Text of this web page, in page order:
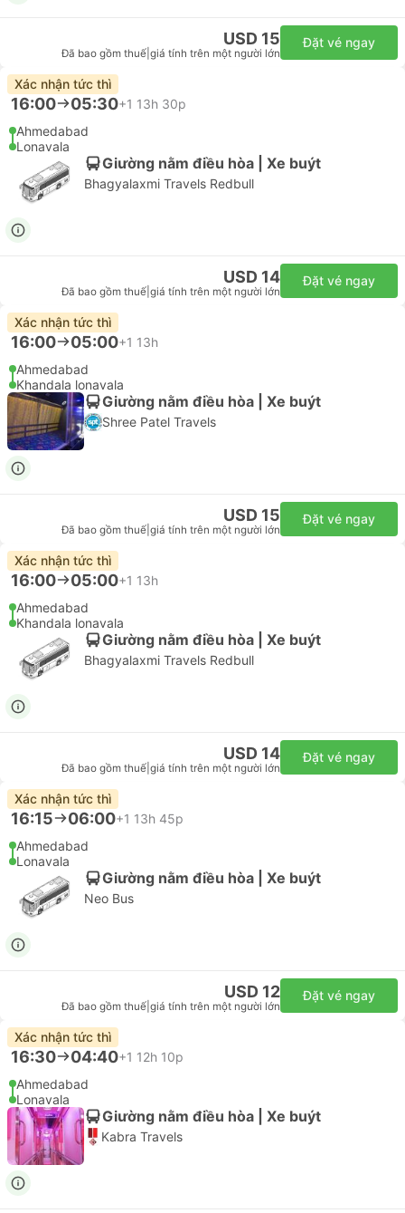
USD 15
Đã bao gồm thuế giá tính trên một người lớn
Đặt vé ngay
Xác nhận tức thì
16:00 05:30+1 13h 30p
Ahmedabad
Lonavala
Giường nằm điều hòa | Xe buýt
Bhagyalaxmi Travels Redbull
USD 14
Đã bao gồm thuế giá tính trên một người lớn
Đặt vé ngay
Xác nhận tức thì
16:00 05:00+1 13h
Ahmedabad
Khandala lonavala
Giường nằm điều hòa | Xe buýt
Shree Patel Travels
USD 15
Đã bao gồm thuế giá tính trên một người lớn
Đặt vé ngay
Xác nhận tức thì
16:00 05:00+1 13h
Ahmedabad
Khandala lonavala
Giường nằm điều hòa | Xe buýt
Bhagyalaxmi Travels Redbull
USD 14
Đã bao gồm thuế giá tính trên một người lớn
Đặt vé ngay
Xác nhận tức thì
16:15 06:00+1 13h 45p
Ahmedabad
Lonavala
Giường nằm điều hòa | Xe buýt
Neo Bus
USD 12
Đã bao gồm thuế giá tính trên một người lớn
Đặt vé ngay
Xác nhận tức thì
16:30 04:40+1 12h 10p
Ahmedabad
Lonavala
Giường nằm điều hòa | Xe buýt
Kabra Travels